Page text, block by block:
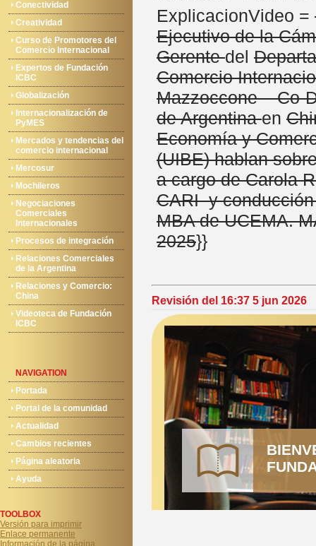
Conectividad
Creatividad
Curso de Promotores del
Comercio Internacional
Expertos de Fundación
ICBC
Globalización
Internacionalización de
PyMES
Mercados y tendencias del
comercio internacional
Mercosur
Mochileros
Negociaciones
Comerciales
Internacionales
Procesos de integración
Relaciones Comerciales
de la Argentina
Relaciones y Comercio:
China
Videoteca de Fundación
ICBC
NAVIGATION
Portada
Portal de la comunidad
Actualidad
Cambios recientes
Página aleatoria
Ayuda
TOOLBOX
Versión para imprimir
Enlace permanente
Información de la página
ExplicacionVideo =
Ejecutivo de la
Gerentedel
Comercio
Mazzoccone – Co-
de Argentinaen
Economía y
(UIBE) hablan
a cargo de Carola
CARI y
MBA de UCEMA.
2025}}
Revisión del 16:37 5 jun 2026